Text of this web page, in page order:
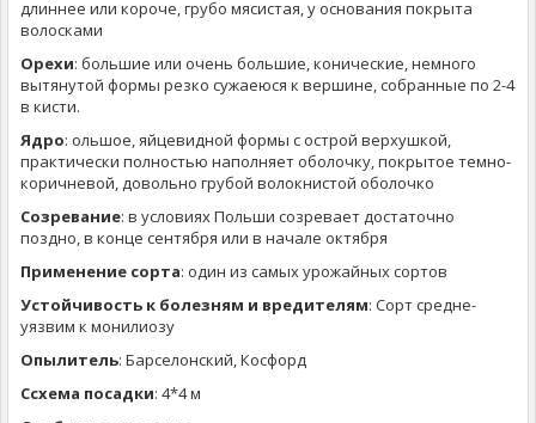
длиннее или короче, грубо мясистая, у основания покрыта
волосками
Орехи: большие или очень большие, конические, немного
вытянутой формы резко сужаеюся к вершине, собранные по 2-4
в кисти.
Ядро: ольшое, яйцевидной формы с острой верхушкой,
практически полностью наполняет оболочку, покрытое темно-
коричневой, довольно грубой волокнистой оболочко
Созревание: в условиях Польши созревает достаточно
поздно, в конце сентября или в начале октября
Применение сорта: один из самых урожайных сортов
Устойчивость к болезням и вредителям: Сорт средне-
уязвим к монилиозу
Опылитель: Барселонский, Косфорд
Ссхема посадки: 4*4 м